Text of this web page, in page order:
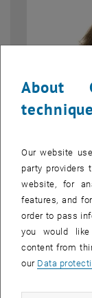
Prof. Ulrike
Prof. Ulrike Diebold
Prof. Ulrike Diebold
About
Our website
party providers
website, for
features, and
order to pass
you would
content from
our Data